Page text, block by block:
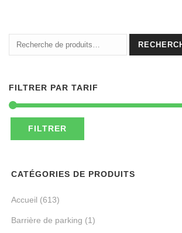
Recherche
pour :
FILTRER PAR TARIF
FILTRER
CATÉGORIES DE PRODUITS
Accueil (613)
Barrière de parking (1)